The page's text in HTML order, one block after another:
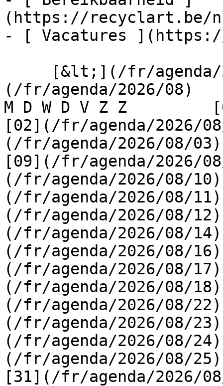
(https://recyclart.be/
- [ Vacatures
(/fr/agenda/2026/08)
M D W D V Z Z
[02](/fr/agenda/2026/
(/fr/agenda/2026/08/
[09](/fr/agenda/2026/
(/fr/agenda/2026/08/
(/fr/agenda/2026/08/
(/fr/agenda/2026/08/
(/fr/agenda/2026/08/
(/fr/agenda/2026/08/
(/fr/agenda/2026/08/
(/fr/agenda/2026/08/
(/fr/agenda/2026/08/
(/fr/agenda/2026/08/
(/fr/agenda/2026/08/
(/fr/agenda/2026/08/
[31](/fr/agenda/